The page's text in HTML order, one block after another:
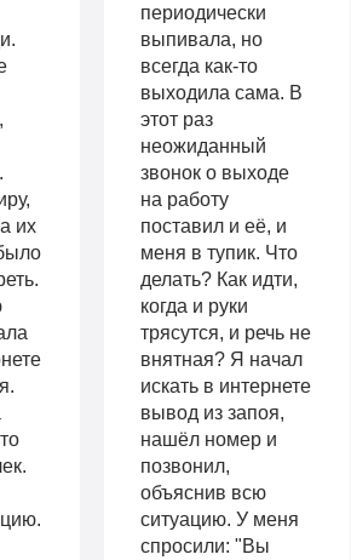
их
периодически
выпивала, но
всегда как-то
выходила сама. В
этот раз
неожиданный
звонок о выходе
на работу
поставил и её, и
меня в тупик. Что
делать? Как идти,
когда и руки
трясутся, и речь не
внятная? Я начал
искать в интернете
вывод из запоя,
нашёл номер и
позвонил,
объяснив всю
ситуацию. У меня
спросили: "Вы